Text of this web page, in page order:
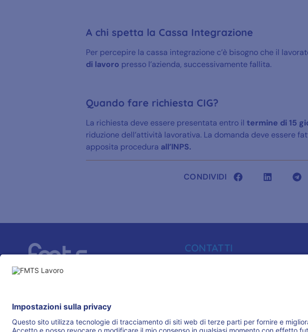
A chi spetta la Cassa Integrazione
Per percepire la cassa integrazione c’è bisogno che il
di lavoro presso l’azienda, successivamente fallita.
Quando fare richiesta CIG?
La richiesta deve essere presentata entro il termine di 15
riduzione dell’attività lavorativa. La domanda deve essere
apposita procedura all’INPS.
CONDIVIDI
CONTATTI